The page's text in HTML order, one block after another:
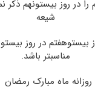
را در روز بیست‏ونهم‏
شیعه
بیست‏وهفتم در روز
مناسب‏تر باشد.
ماه مبارک رمضان